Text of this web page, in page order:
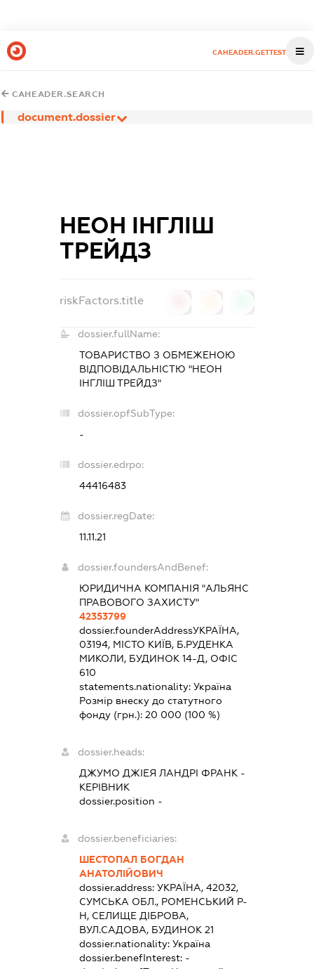
CAHEADER.GETTEST
CAHEADER.SEARCH
document.dossier
НЕОН ІНГЛІШ
ТРЕЙДЗ
riskFactors.title
dossier.fullName:
ТОВАРИСТВО З ОБМЕЖЕНОЮ
ВІДПОВІДАЛЬНІСТЮ "НЕОН
ІНГЛІШ ТРЕЙДЗ"
dossier.opfSubType:
-
dossier.edrpo:
44416483
dossier.regDate:
11.11.21
dossier.foundersAndBenef:
ЮРИДИЧНА КОМПАНІЯ "АЛЬЯНС
ПРАВОВОГО ЗАХИСТУ"
42353799
dossier.founderAddressУКРАЇНА,
03194, МІСТО КИЇВ, Б.РУДЕНКА
МИКОЛИ, БУДИНОК 14-Д, ОФІС
610
statements.nationality:Україна
Розмір внеску до статутного
фонду (грн.):20 000 (100 %)
dossier.heads:
ДЖУМО ДЖІЕЯ ЛАНДРІ ФРАНК -
КЕРІВНИК
dossier.position -
dossier.beneficiaries:
ШЕСТОПАЛ БОГДАН
АНАТОЛІЙОВИЧ
dossier.address:УКРАЇНА, 42032,
СУМСЬКА ОБЛ., РОМЕНСЬКИЙ Р-
Н, СЕЛИЩЕ ДІБРОВА,
ВУЛ.САДОВА, БУДИНОК 21
dossier.nationality:Україна
dossier.benefInterest: -